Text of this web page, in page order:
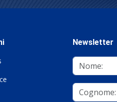
Newsletter